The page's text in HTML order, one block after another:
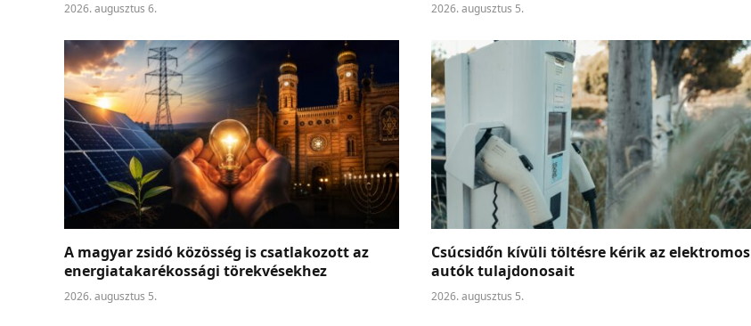
2026. augusztus 6. 2026. augusztus 5.
A magyar zsidó közösség is csatlakozott az
energiatakarékossági törekvésekhez
2026. augusztus 5.
Csúcsidőn kívüli töltésre kérik az elektromos
autók tulajdonosait
2026. augusztus 5.